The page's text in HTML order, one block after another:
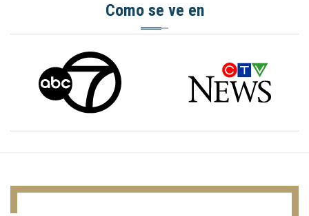
Como se ve en